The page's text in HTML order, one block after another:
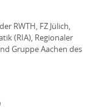
RWTH, FZ Jülich,
(RIA), Regionaler
Gruppe Aachen des